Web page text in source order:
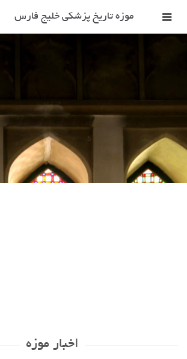
تغییر
ناوبری موزه تاریخ پزشکی خلیج فارس
اخبار موزه